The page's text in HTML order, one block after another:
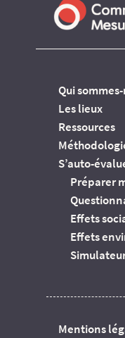
Qui
Les lieux
Ressources
S’auto-
Préparer
Effets
Effets
Mentions